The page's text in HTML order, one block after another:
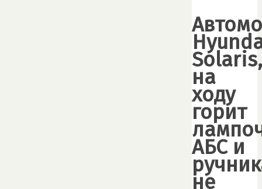
Solaris,
на
ходу
горит
АБС и
не